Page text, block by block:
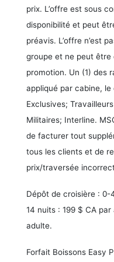
prix. L’offre est sous
disponibilité et peut
préavis. L’offre n’est
groupe et ne peut
promotion. Un (1) des
appliqué par cabine,
Exclusives;
Militaires; Interline.
de facturer tout
tous les clients et de
prix/traversée
Dépôt de croisière :
14 nuits : 199 $ CA
adulte.
Forfait Boissons Easy